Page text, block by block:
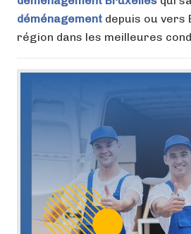
déménagement depuis ou vers
région dans les meilleures